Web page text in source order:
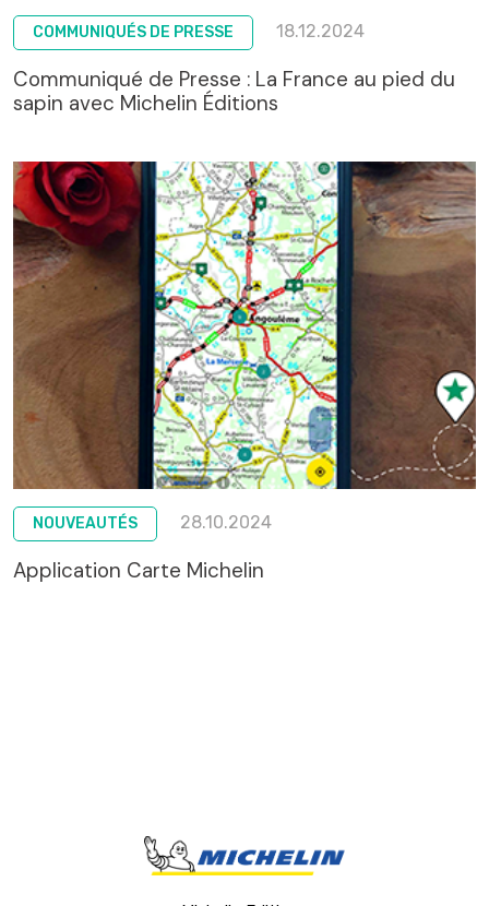
COMMUNIQUÉS DE PRESSE 18.12.2024
Communiqué de Presse : La France au pied du
sapin avec Michelin Éditions
NOUVEAUTÉS 28.10.2024
Application Carte Michelin